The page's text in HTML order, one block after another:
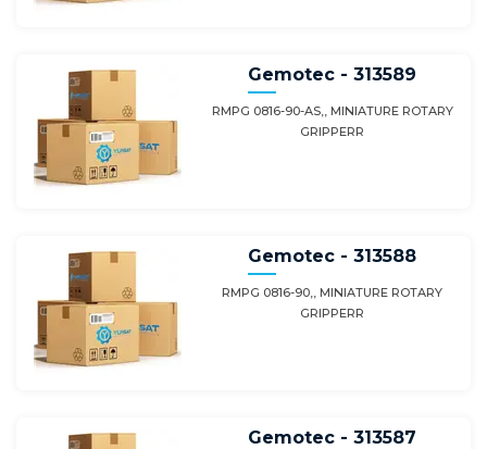
Gemotec - 313589
RMPG 0816-90-AS,, MINIATURE ROTARY
GRIPPERR
Gemotec - 313588
RMPG 0816-90,, MINIATURE ROTARY
GRIPPERR
Gemotec - 313587